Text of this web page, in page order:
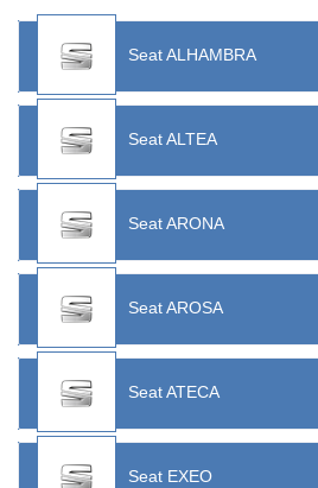
Seat ALHAMBRA
Seat ALTEA
Seat ARONA
Seat AROSA
Seat ATECA
Seat EXEO